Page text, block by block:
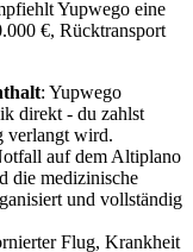
Yupwego eine
€, Rücktransport
: Yupwego
direkt - du zahlst
verlangt wird.
auf dem Altiplano
die medizinische
und vollständig
Flug, Krankheit